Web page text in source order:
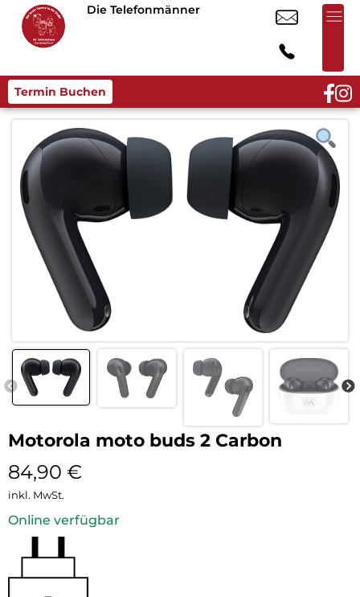
Die Telefonmänner
Termin Buchen
Motorola moto buds 2 Carbon
84,90 €
inkl. MwSt.
Online verfügbar